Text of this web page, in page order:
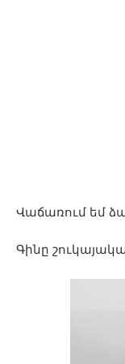
Վաճառում եմ
Գինը